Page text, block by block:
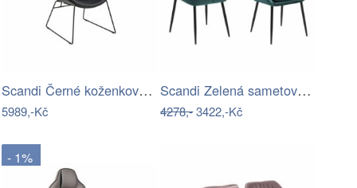
Scandi Černé koženkové křeslo Classo s…
5989,-Kč
Scandi Zelená sametová jídelní židle…
4278,-3422,-Kč
- 1%